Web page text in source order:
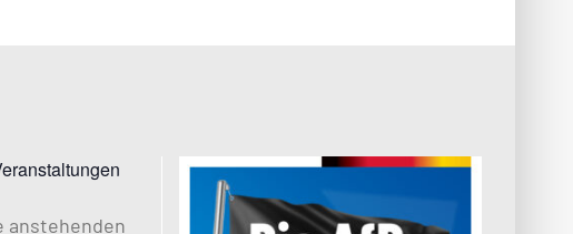
anstehenden